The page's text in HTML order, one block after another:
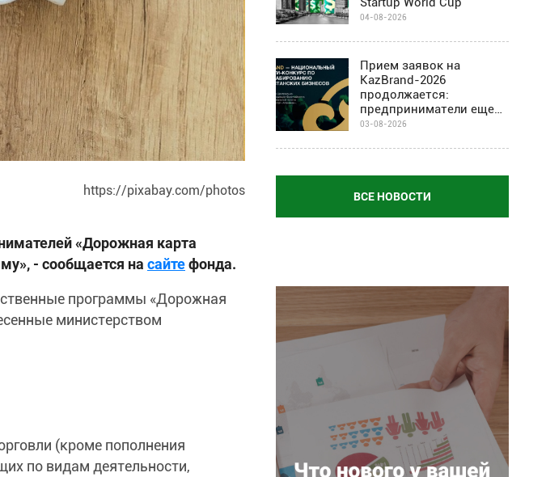
https://pixabay.com/photos
«Дорожная карта
- сообщается на сайтефонда.
программы «Дорожная
министерством
(кроме пополнения
по видам деятельности,
04-08-2026
Прием заявок на
KazBrand-2026
продолжается:
предприниматели еще
могут присоединиться к
03-08-2026
ВСЕ НОВОСТИ